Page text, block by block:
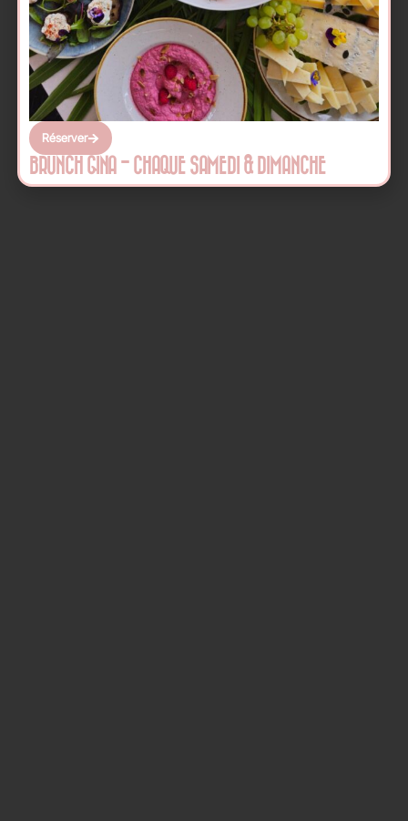
Réserver
BRUNCH GINA - CHAQUE SAMEDI & DIMANCHE